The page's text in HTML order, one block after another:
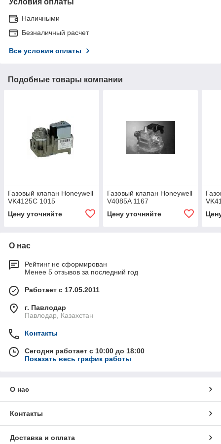
Наличными
Безналичный расчет
Все условия оплаты
Подобные товары компании
Газовый клапан Honeywell
VK4125C 1015
Цену уточняйте
Газовый клапан Honeywell
V4085A 1167
Цену уточняйте
О нас
Рейтинг не сформирован
Менее 5 отзывов за последний год
Работает с 17.05.2011
г. Павлодар
Павлодар, Казахстан
Контакты
Сегодня работает с 10:00 до 18:00
Показать весь график работы
О нас
Контакты
Доставка и оплата